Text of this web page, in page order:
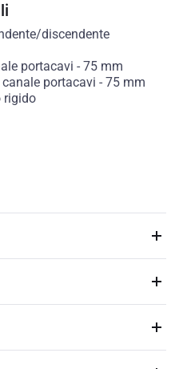
discendente
portacavi - 75 mm
portacavi - 75 mm
rigido